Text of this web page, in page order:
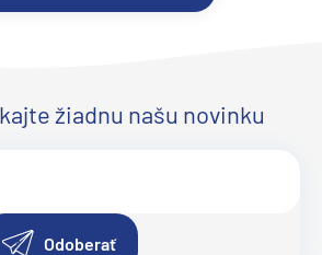
žiadnu našu novinku
Odoberať